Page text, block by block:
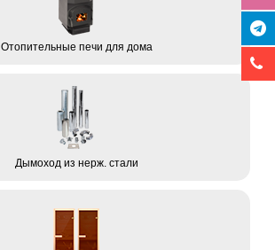
Отопительные печи для дома
Дымоход из нерж. стали